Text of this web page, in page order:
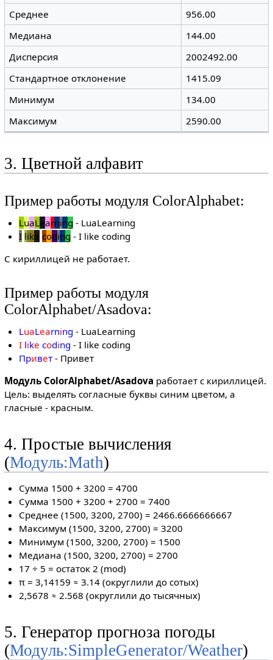
Среднее
956.00
Медиана
144.00
Дисперсия
2002492.00
Стандартное отклонение
1415.09
Минимум
134.00
Максимум
2590.00
3. Цветной алфавит
Пример работы модуля ColorAlphabet:
LuaLearning - LuaLearning
I like coding - I like coding
С кириллицей не работает.
Пример работы модуля
ColorAlphabet/Asadova:
LuaLearning - LuaLearning
I like coding - I like coding
Привет - Привет
Модуль ColorAlphabet/Asadova работает с кириллицей.
Цель: выделять согласные буквы синим цветом, а
гласные - красным.
4. Простые вычисления
(Модуль:Math)
Сумма 1500 + 3200 = 4700
Сумма 1500 + 3200 + 2700 = 7400
Среднее (1500, 3200, 2700) = 2466.6666666667
Максимум (1500, 3200, 2700) = 3200
Минимум (1500, 3200, 2700) = 1500
Медиана (1500, 3200, 2700) = 2700
17 ÷ 5 = остаток 2 (mod)
π = 3,14159 ≈ 3.14 (округлили до сотых)
2,5678 ≈ 2.568 (округлили до тысячных)
5. Генератор прогноза погоды
(Модуль:SimpleGenerator/Weather)